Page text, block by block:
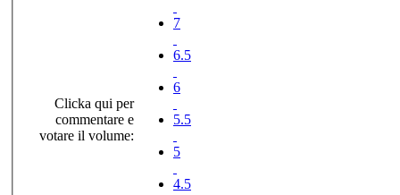
Clicka qui per
commentare e
votare il volume:
7
6.5
6
5.5
5
4.5